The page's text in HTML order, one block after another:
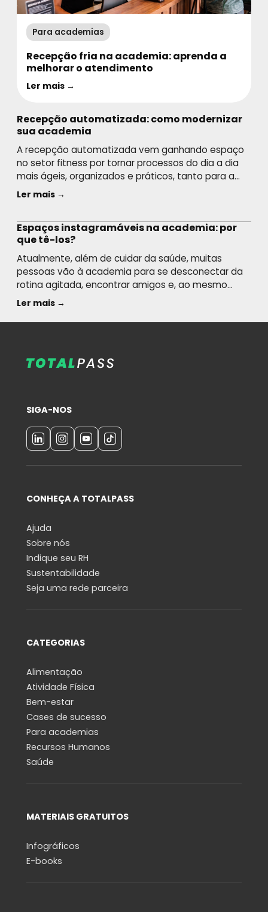
Para academias
Recepção fria na academia: aprenda a
melhorar o atendimento
Ler mais →
Recepção automatizada: como modernizar
sua academia
A recepção automatizada vem ganhando espaço
no setor fitness por tornar processos do dia a dia
mais ágeis, organizados e práticos, tanto para a
equipe quanto para quem frequenta o espaço.
podem ser realizadas de forma mais rápida,
reduzindo filas e […]
Ler mais →
Espaços instagramáveis na academia: por
que tê-los?
Atualmente, além de cuidar da saúde, muitas
pessoas vão à academia para se desconectar da
rotina agitada, encontrar amigos e, ao mesmo
tempo, compartilhar em suas redes sociais fotos e
por espaços instagramáveis na academia. Será
Ler mais →
SIGA-NOS
CONHEÇA A TOTALPASS
Ajuda
Sobre nós
Indique seu RH
Sustentabilidade
Seja uma rede parceira
CATEGORIAS
Alimentação
Atividade Física
Bem-estar
Cases de sucesso
Para academias
Recursos Humanos
Saúde
MATERIAIS GRATUITOS
Infográficos
E-books